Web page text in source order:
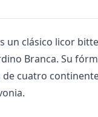
un clásico licor
Branca. Su
de cuatro